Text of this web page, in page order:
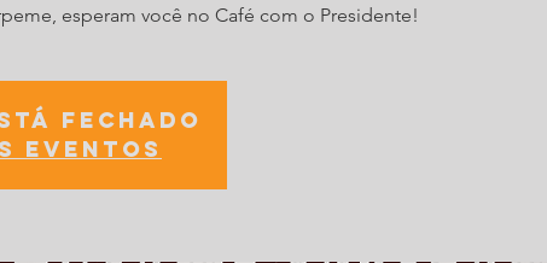
esperam você no Café com o Presidente!
fechado
eventos